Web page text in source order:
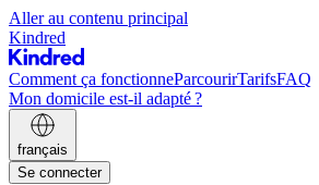
Aller au contenu principal
Kindred
Comment ça fonctionneParcourirTarifsFAQ
Mon domicile est-il adapté ?
français
Se connecter